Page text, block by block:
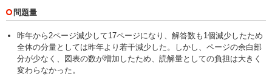
問題量
昨年から2ページ減少して17ページになり、解答数も1個減少したため
全体の分量としては昨年より若干減少した。しかし、ページの余白部
分が少なく、図表の数が増加したため、読解量としての負担は大きく
変わらなかった。